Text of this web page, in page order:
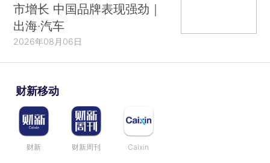
市增长 中国品牌表现强劲｜
出海·汽车
2026年08月06日
财新移动
财新 财新周刊 Caixin